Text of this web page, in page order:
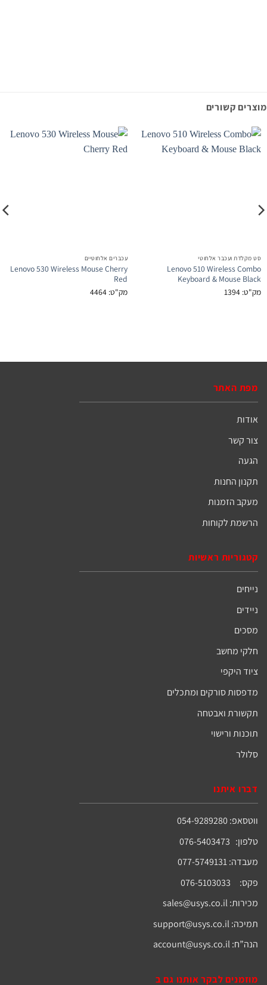
מוצרים קשורים
סט מקלדת ועכבר אלחוטי
Lenovo 510 Wireless Combo
Keyboard & Mouse Black
מק"ט: 1394
עכברים אלחוטיים
Lenovo 530 Wireless Mouse Cherry
Red
מק"ט: 4464
מפת האתר
אודות
צור קשר
הגעה
תקנון החנות
מעקב הזמנות
הרשמת לקוחות
קטגוריות ראשיות
נייחים
ניידים
מסכים
חלקי מחשב
ציוד היקפי
מדפסות סורקים ומתכלים
תקשורת ואבטחה
תוכנות ורישוי
סלולר
דברו איתנו
ווטסאפ: 054-9289280
טלפון: 076-5403473
מעבדה: 077-5749131
פקס: 076-5103033
מכירות:sales@usys.co.il
תמיכה:support@usys.co.il
הנה”ח:account@usys.co.il
מוזמנים לבקר אותנו גם ב